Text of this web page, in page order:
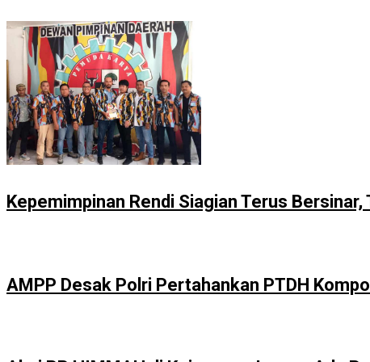
Kepemimpinan Rendi Siagian Terus
AMPP Desak Polri Pertahankan PTDH